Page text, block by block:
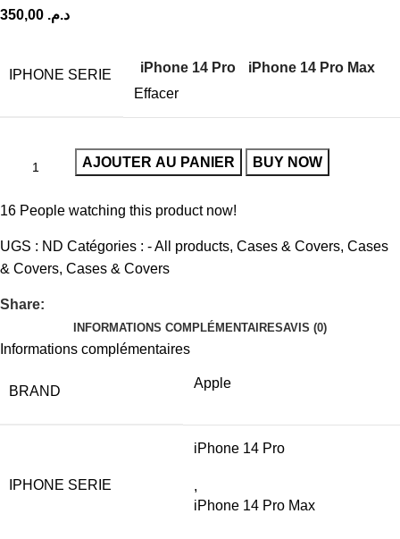
د.م.
IPHONE SERIE iPhone 14 Pro
iPhone 14 Pro Max
Effacer
AJOUTER AU PANIER BUY NOW
16 People watching this product now!
UGS : ND Catégories : - All products, Cases & Covers, Cases
& Covers, Cases & Covers
Share:
INFORMATIONS COMPLÉMENTAIRESAVIS (0)
Informations complémentaires
BRAND
Apple
IPHONE SERIE
iPhone 14 Pro
,
iPhone 14 Pro Max